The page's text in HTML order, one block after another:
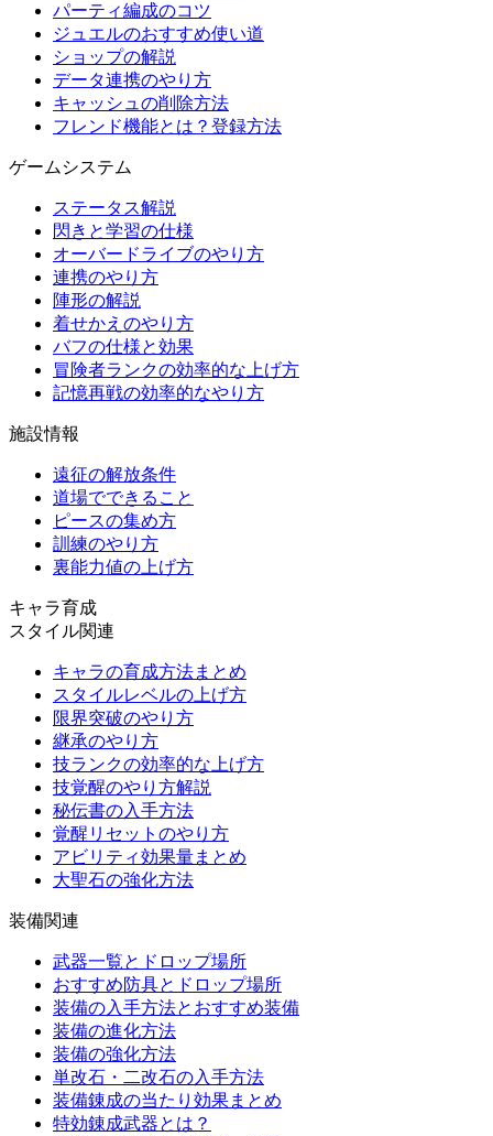
パーティ編成のコツ
ジュエルのおすすめ使い道
ショップの解説
データ連携のやり方
キャッシュの削除方法
フレンド機能とは？登録方法
ゲームシステム
ステータス解説
閃きと学習の仕様
オーバードライブのやり方
連携のやり方
陣形の解説
着せかえのやり方
バフの仕様と効果
冒険者ランクの効率的な上げ方
記憶再戦の効率的なやり方
施設情報
遠征の解放条件
道場でできること
ピースの集め方
訓練のやり方
裏能力値の上げ方
キャラ育成
スタイル関連
キャラの育成方法まとめ
スタイルレベルの上げ方
限界突破のやり方
継承のやり方
技ランクの効率的な上げ方
技覚醒のやり方解説
秘伝書の入手方法
覚醒リセットのやり方
アビリティ効果量まとめ
大聖石の強化方法
装備関連
武器一覧とドロップ場所
おすすめ防具とドロップ場所
装備の入手方法とおすすめ装備
装備の進化方法
装備の強化方法
単改石・二改石の入手方法
装備錬成の当たり効果まとめ
特効錬成武器とは？